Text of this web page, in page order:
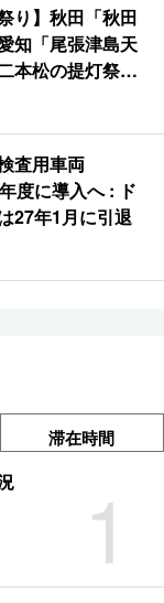
り】秋田「秋田
知「尾張津島天
本松の提灯祭
灯火が夜空を照
査用車両
度に導入へ : ド
27年1月に引退
滞在時間
1